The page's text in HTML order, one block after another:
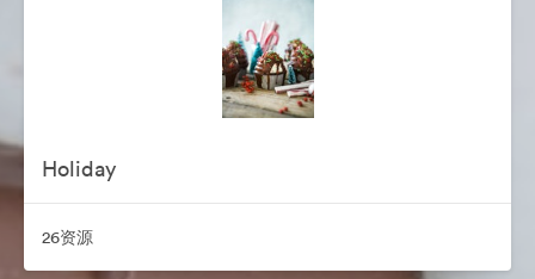
Holiday
26资源